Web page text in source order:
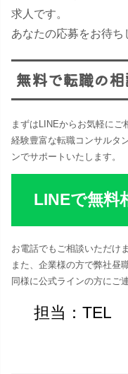
求人です。
あなたの応募をお待ち
無料で転職の
まずはLINEからお気軽にご
経験豊富な転職コンサルタ
ンでサポートいたします。
LINEで無料
お電話でもご相談いただけ
また、企業様の方で弊社昼
同様に公式ラインの方にご
担当：TEL